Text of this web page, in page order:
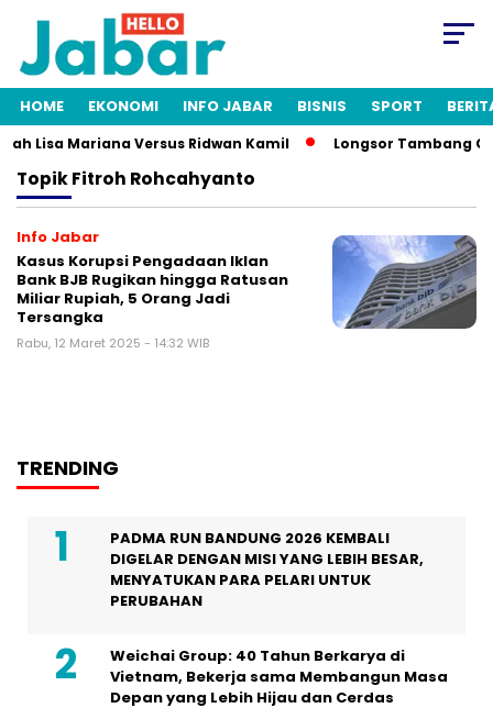
HOME EKONOMI INFO JABAR BISNIS SPORT
Lisa Mariana Versus Ridwan Kamil Longsor Tambang
TopikFitroh Rohcahyanto
Info Jabar
Kasus Korupsi Pengadaan Iklan
Bank BJB Rugikan hingga Ratusan
Miliar Rupiah, 5 Orang Jadi
Tersangka
Rabu, 12 Maret 2025 - 14:32 WIB
TRENDING
PADMA RUN BANDUNG 2026 KEMBALI
DIGELAR DENGAN MISI YANG LEBIH BESAR,
MENYATUKAN PARA PELARI UNTUK
PERUBAHAN
Weichai Group: 40 Tahun Berkarya di
Vietnam, Bekerja sama Membangun Masa
Depan yang Lebih Hijau dan Cerdas